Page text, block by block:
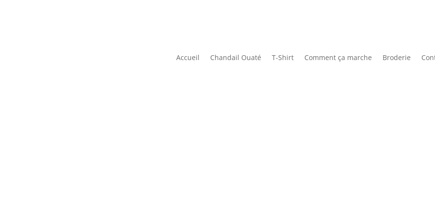
Accueil Chandail Ouaté T-Shirt Comment ça marche Broderie